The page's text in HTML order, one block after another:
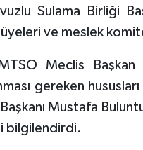
Sulama Birliği
ve meslek
Meclis
gereken
Mustafa
bilgilendirdi.